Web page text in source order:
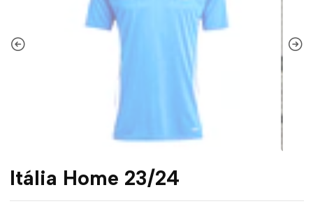
Itália Home 23/24